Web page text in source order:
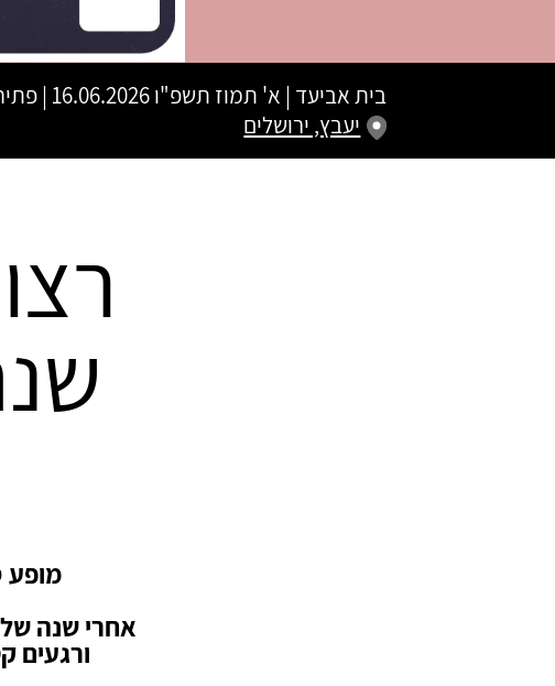
בית אביעד | א' תמוז תשפ"ו16.06.2026 | פתיחת שערים 20:00 | שעת התחלה 20:00
יעבץ, ירושלים
מופע
אחרי שנה
ורגעים